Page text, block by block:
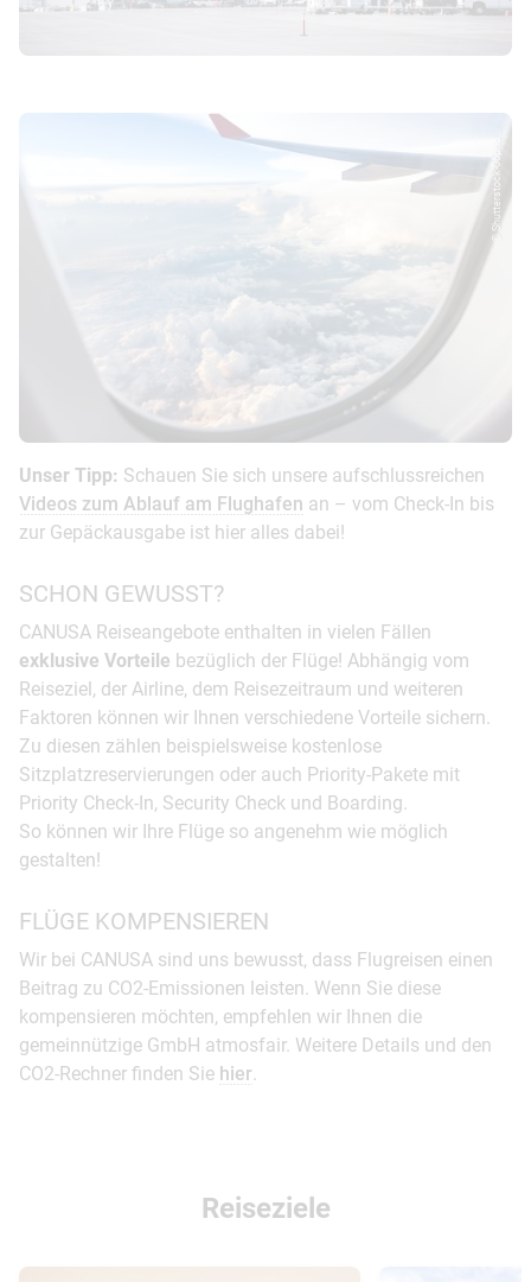
© Shutterstock-06pho...
Unser Tipp: Schauen Sie sich unsere aufschlussreichen
Videos zum Ablauf am Flughafen an – vom Check-In bis
zur Gepäckausgabe ist hier alles dabei!
SCHON GEWUSST?
CANUSA Reiseangebote enthalten in vielen Fällen
exklusive Vorteile bezüglich der Flüge! Abhängig vom
Reiseziel, der Airline, dem Reisezeitraum und weiteren
Faktoren können wir Ihnen verschiedene Vorteile sichern.
Zu diesen zählen beispielsweise kostenlose
Sitzplatzreservierungen oder auch Priority-Pakete mit
Priority Check-In, Security Check und Boarding.
So können wir Ihre Flüge so angenehm wie möglich
gestalten!
FLÜGE KOMPENSIEREN
Wir bei CANUSA sind uns bewusst, dass Flugreisen einen
Beitrag zu CO2-Emissionen leisten. Wenn Sie diese
kompensieren möchten, empfehlen wir Ihnen die
gemeinnützige GmbH atmosfair. Weitere Details und den
CO2-Rechner finden Sie hier
Reiseziele